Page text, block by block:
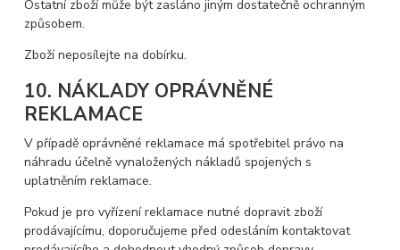
Ostatní zboží může být zasláno jiným dostatečně ochranným
způsobem.
Zboží neposílejte na dobírku.
10. NÁKLADY OPRÁVNĚNÉ
REKLAMACE
V případě oprávněné reklamace má spotřebitel právo na
náhradu účelně vynaložených nákladů spojených s
uplatněním reklamace.
Pokud je pro vyřízení reklamace nutné dopravit zboží
prodávajícímu, doporučujeme před odesláním kontaktovat